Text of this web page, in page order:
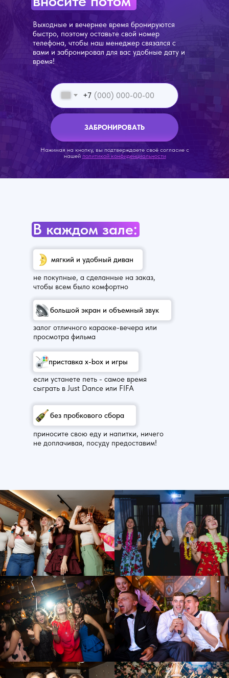
+7
ЗАБРОНИРОВАТЬ
Нажимая на кнопку, вы подтверждаете своё согласие с
нашей политикой конфиденциальности
Выходные и вечернее время бронируются
быстро, поэтому оставьте свой номер
телефона, чтобы наш менеджер связался с
вами и забронировал для вас удобные дату и
время!
не покупные, а сделанные на заказ,
чтобы всем было комфортно
залог отличного караоке-вечера или
просмотра фильма
если устанете петь - самое время
сыграть в Just Dance или FIFA
приносите свою еду и напитки, ничего
не доплачивая, посуду предоставим!
В каждом зале:
большой экран и объемный звук
мягкий и удобный диван
приставка x-box и игры
без пробкового сбора